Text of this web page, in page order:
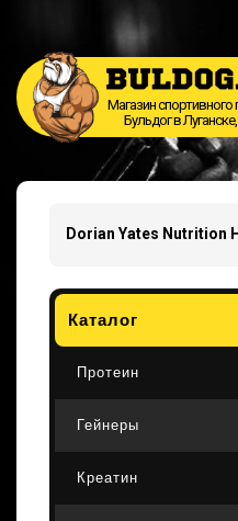
Магазин спортивного
Бульдог в
Dorian Yates Nutrition
Каталог
Протеин
Гейнеры
Креатин